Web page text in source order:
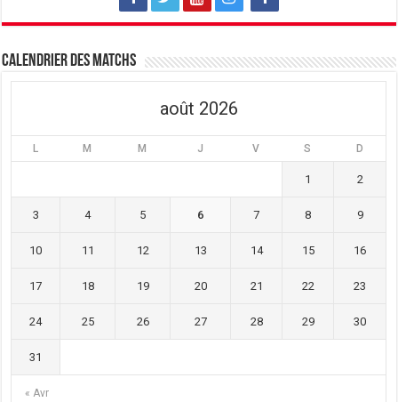
Calendrier des matchs
août 2026
L M M J V S D
« Avr
1 2
3 4 5 6 7 8 9
10 11 12 13 14 15 16
17 18 19 20 21 22 23
24 25 26 27 28 29 30
31